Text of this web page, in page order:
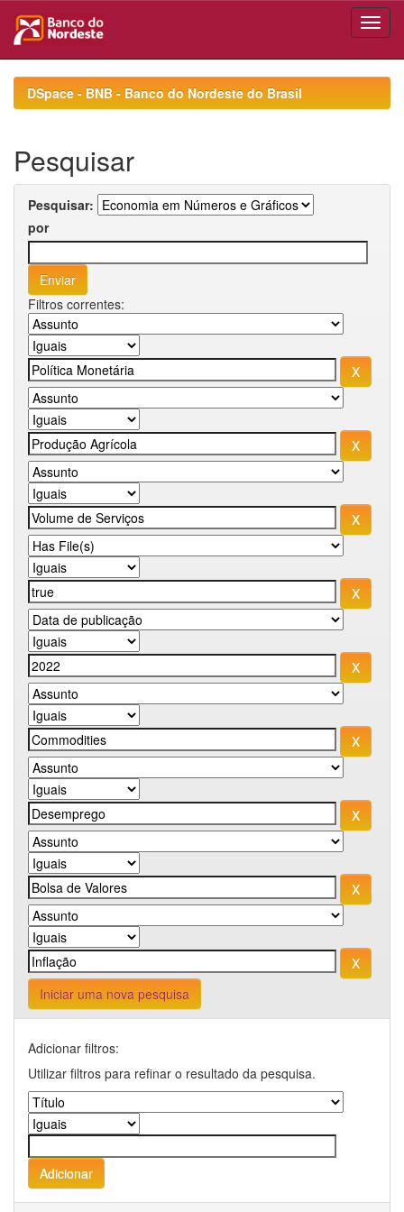
navigationDSpace - BNB - Banco do Nordeste do Brasil
Pesquisar
Pesquisar:
por
Filtros correntes:
Iniciar uma nova pesquisa
Adicionar filtros:
Utilizar filtros para refinar o resultado da pesquisa.